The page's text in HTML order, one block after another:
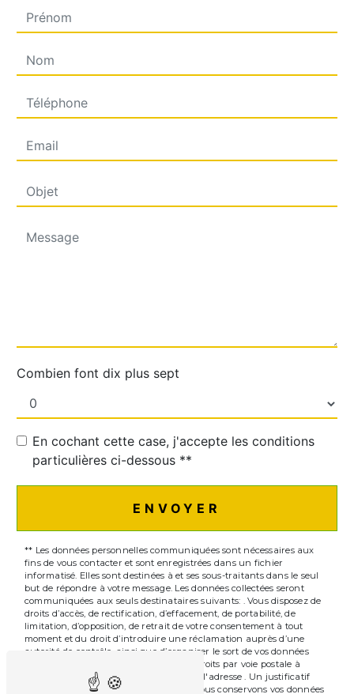
Combien font dix plus sept
En cochant cette case, j'accepte les conditions
particulières ci-dessous **
ENVOYER
** Les données personnelles communiquées sont nécessaires aux
fins de vous contacter et sont enregistrées dans un fichier
informatisé. Elles sont destinées à et ses sous-traitants dans le seul
but de répondre à votre message. Les données collectées seront
communiquées aux seuls destinataires suivants: . Vous disposez de
droits d’accès, de rectification, d’effacement, de portabilité, de
limitation, d’opposition, de retrait de votre consentement à tout
moment et du droit d’introduire une réclamation auprès d’une
autorité de contrôle, ainsi que d’organiser le sort de vos données
post-mortem. Vous pouvez exercer ces droits par voie postale à
l'adresse ou par courrier électronique à l'adresse . Un justificatif
d'identité pourra vous être demandé. Nous conservons vos données